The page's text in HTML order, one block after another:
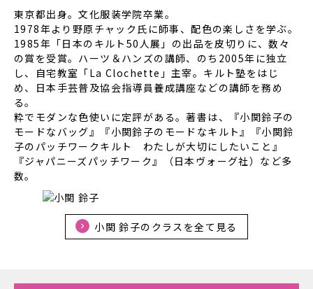
東京都出身。文化服装学院卒業。
1978年より野原チャック氏に師事、配色の楽しさを学ぶ。
1985年「日本のキルト50人展」の出品を皮切りに、数々
の賞を受賞。ハーツ＆ハンズの講師、のち2005年に独立
し、自宅教室「La Clochette」主宰。キルト塾をはじ
め、日本手芸普及協会指導員養成講座などの講師を務め
る。
粋でモダンな色使いに定評がある。著書は、『小関鈴子の
モードなバッグ』『小関鈴子のモードなキルト』『小関鈴
子のパッチワークキルト わたしが大切にしたいこと』
『ジャパニーズパッチワーク』（日本ヴォーグ社）など多
数。
小関 鈴子のクラスを全て見る